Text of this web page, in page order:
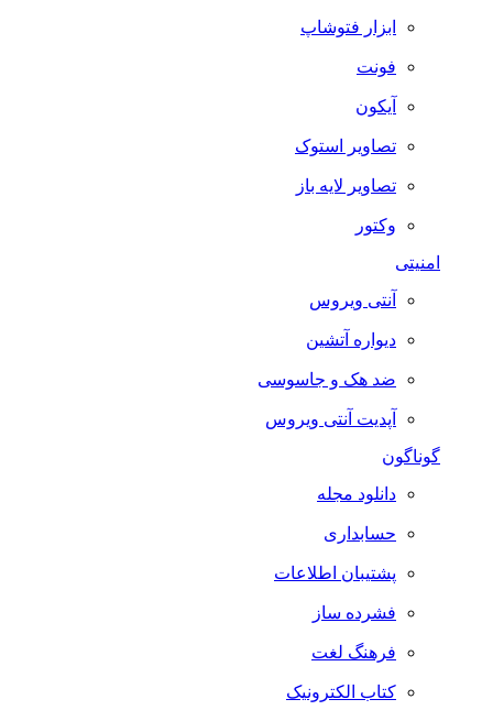
ابزار فتوشاپ
فونت
آیکون
تصاویر استوک
تصاویر لایه باز
وکتور
آنتی ویروس
دیواره آتشین
ضد هک و جاسوسی
آپدیت آنتی ویروس
گوناگون
دانلود مجله
حسابداری
پشتیبان اطلاعات
فشرده ساز
فرهنگ لغت
کتاب الکترونیک